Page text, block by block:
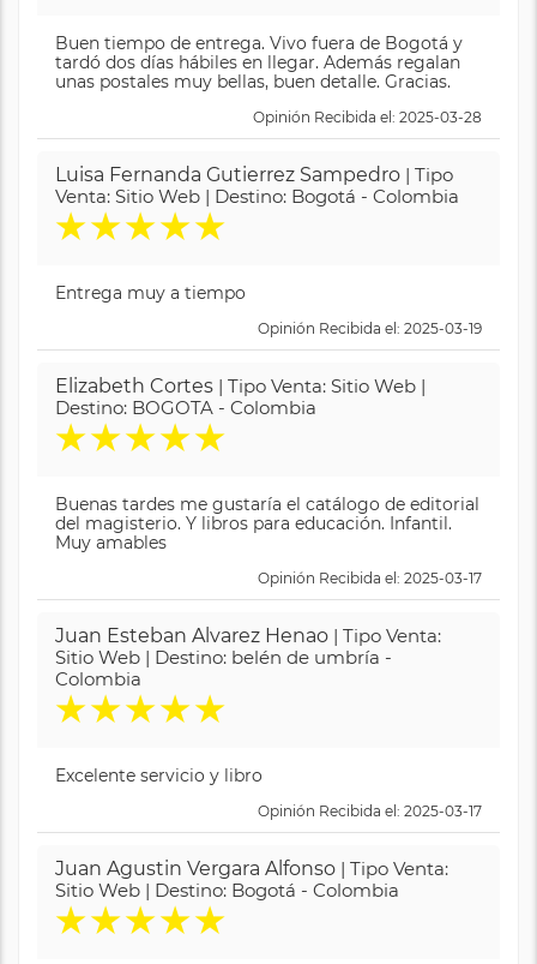
Buen tiempo de entrega. Vivo fuera de Bogotá y
tardó dos días hábiles en llegar. Además regalan
unas postales muy bellas, buen detalle. Gracias.
Opinión Recibida el: 2025-03-28
Luisa Fernanda Gutierrez Sampedro | Tipo
Venta: Sitio Web | Destino: Bogotá - Colombia
★★★★★
Entrega muy a tiempo
Opinión Recibida el: 2025-03-19
Elizabeth Cortes | Tipo Venta: Sitio Web |
Destino: BOGOTA - Colombia
★★★★★
Buenas tardes me gustaría el catálogo de editorial
del magisterio. Y libros para educación. Infantil.
Muy amables
Opinión Recibida el: 2025-03-17
Juan Esteban Alvarez Henao | Tipo Venta:
Sitio Web | Destino: belén de umbría -
Colombia
★★★★★
Excelente servicio y libro
Opinión Recibida el: 2025-03-17
Juan Agustin Vergara Alfonso | Tipo Venta:
Sitio Web | Destino: Bogotá - Colombia
★★★★★